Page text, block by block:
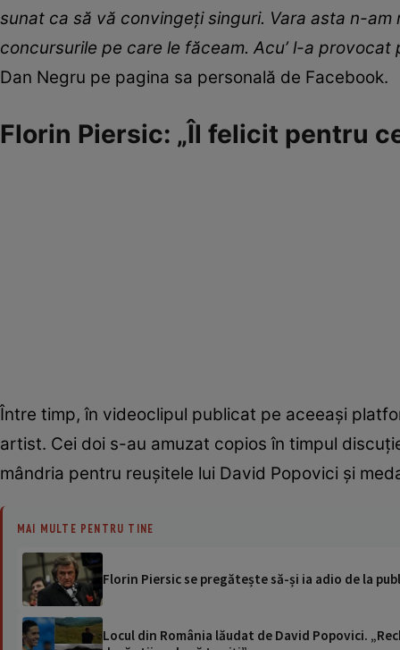
sunat ca să vă convingeți singuri. Vara asta n-
concursurile pe care le făceam. Acu’ l-a provocat
Dan Negru pe pagina sa personală de Facebook.
Florin Piersic: „Îl felicit pentru
Între timp, în videoclipul publicat pe aceeași
artist. Cei doi s-au amuzat copios în timpul
mândria pentru reușitele lui David Popovici și
MAI MULTE PENTRU TINE
Florin Piersic se pregătește să-și ia adio de la
Locul din România lăudat de David Popovici.